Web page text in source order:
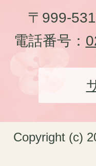
〒999-
電話番号：
Copyright (c)